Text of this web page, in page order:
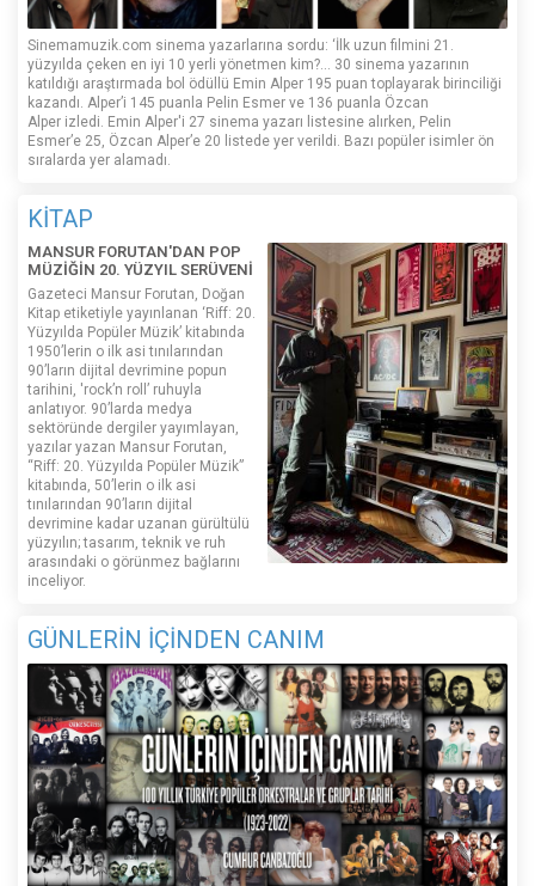
Sinemamuzik.com sinema yazarlarına sordu: ‘İlk uzun filmini 21.
yüzyılda çeken en iyi 10 yerli yönetmen kim?... 30 sinema yazarının
katıldığı araştırmada bol ödüllü Emin Alper 195 puan toplayarak birinciliği
kazandı. Alper’i 145 puanla Pelin Esmer ve 136 puanla Özcan
Alper izledi. Emin Alper'i 27 sinema yazarı listesine alırken, Pelin
Esmer’e 25, Özcan Alper’e 20 listede yer verildi. Bazı popüler isimler ön
sıralarda yer alamadı.
KİTAP
MANSUR FORUTAN'DAN POP
MÜZİĞİN 20. YÜZYIL SERÜVENİ
Gazeteci Mansur Forutan, Doğan
Kitap etiketiyle yayınlanan ‘Riff: 20.
Yüzyılda Popüler Müzik’ kitabında
1950’lerin o ilk asi tınılarından
90’ların dijital devrimine popun
tarihini, 'rock’n roll’ ruhuyla
anlatıyor. 90’larda medya
sektöründe dergiler yayımlayan,
yazılar yazan Mansur Forutan,
“Riff: 20. Yüzyılda Popüler Müzik”
kitabında, 50’lerin o ilk asi
tınılarından 90’ların dijital
devrimine kadar uzanan gürültülü
yüzyılın; tasarım, teknik ve ruh
arasındaki o görünmez bağlarını
inceliyor.
GÜNLERİN İÇİNDEN CANIM